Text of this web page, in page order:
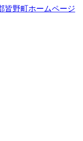
皆野町ホームページ